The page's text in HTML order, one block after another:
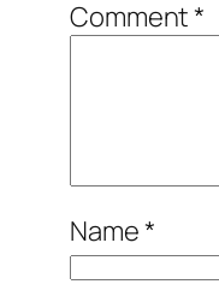
Comment*
Name*